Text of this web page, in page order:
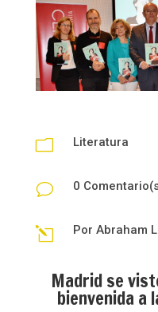
m Literatura
v 0
l Por Abraham
Madrid se
bienvenida a